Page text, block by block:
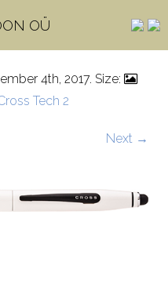
4th, 2017. Size:
Tech 2
Next →
OÜ